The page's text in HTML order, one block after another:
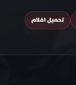
تحميل افلام